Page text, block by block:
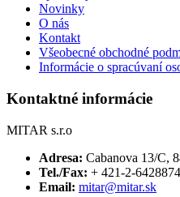
Novinky
O nás
Kontakt
Všeobecné obchodné
Informácie o spracúvaní
Kontaktné informácie
MITAR s.r.o
Adresa: Cabanova 13/C,
Tel./Fax: + 421-2-
Email: mitar@mitar.sk